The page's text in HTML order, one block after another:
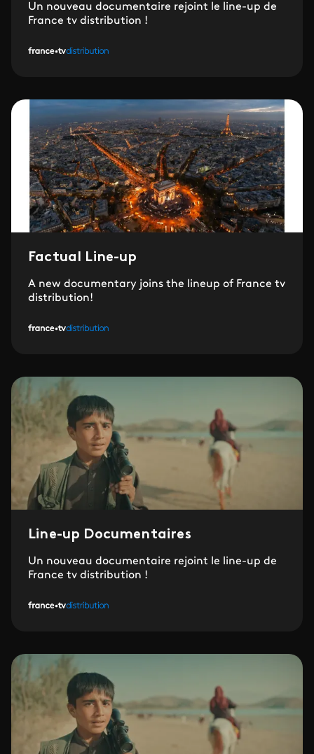
Un nouveau documentaire rejoint le line-up de
France tv distribution !
Factual Line-up
A new documentary joins the lineup of France tv
distribution!
Line-up Documentaires
Un nouveau documentaire rejoint le line-up de
France tv distribution !